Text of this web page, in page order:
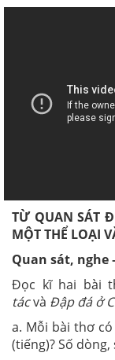
TỪ QUAN SÁT
MỘT THỂ LOẠI
Quan sát, nghe
Đọc kĩ hai bài
tácvà Đập đá ở
a. Mỗi bài thơ
(tiếng)? Số